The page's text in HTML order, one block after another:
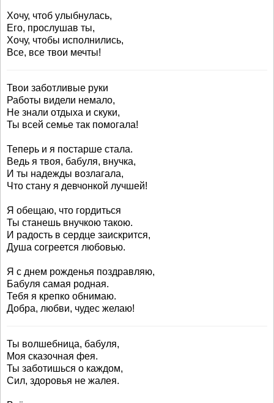
Хочу, чтоб улыбнулась,
Его, прослушав ты,
Хочу, чтобы исполнились,
Все, все твои мечты!
Твои заботливые руки
Работы видели немало,
Не знали отдыха и скуки,
Ты всей семье так помогала!
Теперь и я постарше стала.
Ведь я твоя, бабуля, внучка,
И ты надежды возлагала,
Что стану я девчонкой лучшей!
Я обещаю, что гордиться
Ты станешь внучкою такою.
И радость в сердце заискрится,
Душа согреется любовью.
Я с днем рожденья поздравляю,
Бабуля самая родная.
Тебя я крепко обнимаю.
Добра, любви, чудес желаю!
Ты волшебница, бабуля,
Моя сказочная фея.
Ты заботишься о каждом,
Сил, здоровья не жалея.